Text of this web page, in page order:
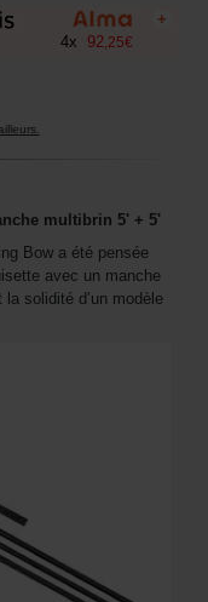
+
4x 92 25€
multibrin 5' + 5'
Bow a été pensée
avec un manche
solidité d’un modèle